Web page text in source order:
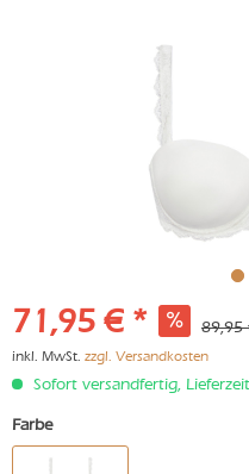
71,95 € * 89,95
inkl. MwSt. zzgl. Versandkosten
Sofort versandfertig,
Farbe